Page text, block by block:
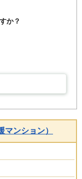
か？
ンション）